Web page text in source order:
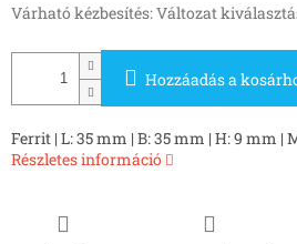
Várható kézbesítés:Változat
Hozzáadás a
Ferrit | L: 35 mm | B: 35 mm | H: 9 mm |
Részletes információ